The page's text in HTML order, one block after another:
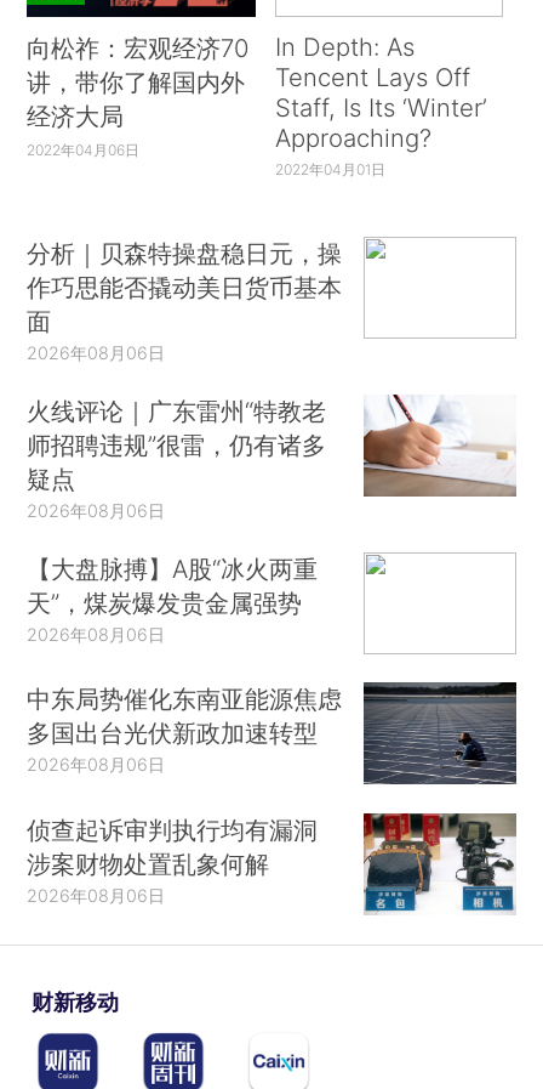
向松祚：宏观经济70
讲，带你了解国内外
经济大局
2022年04月06日
In Depth: As
Tencent Lays Off
Staff, Is Its ‘Winter’
Approaching?
2022年04月01日
分析｜贝森特操盘稳日元，操
作巧思能否撬动美日货币基本
面
2026年08月06日
火线评论｜广东雷州“特教老
师招聘违规”很雷，仍有诸多
疑点
2026年08月06日
【大盘脉搏】A股“冰火两重
天”，煤炭爆发贵金属强势
2026年08月06日
中东局势催化东南亚能源焦虑
多国出台光伏新政加速转型
2026年08月06日
侦查起诉审判执行均有漏洞
涉案财物处置乱象何解
2026年08月06日
财新移动